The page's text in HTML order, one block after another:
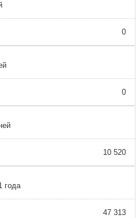
0
0
10 520
года
47 313